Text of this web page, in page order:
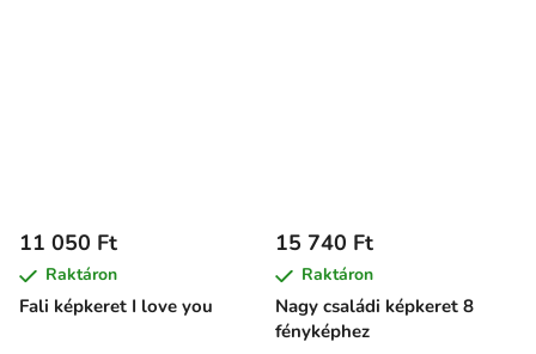
Fali képkeret I love you
11 050 Ft
Raktáron
Nagy családi képkeret 8
fényképhez
15 740 Ft
Raktáron